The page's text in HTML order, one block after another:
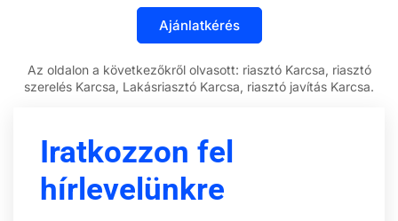
Az oldalon a következőkről olvasott: riasztó Karcsa, riasztó
szerelés Karcsa, Lakásriasztó Karcsa, riasztó javítás Karcsa.
Iratkozzon fel
hírlevelünkre